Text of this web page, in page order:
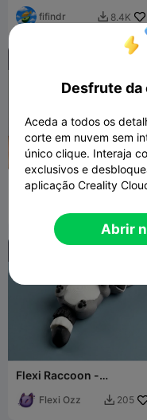
fifindr  8.4K
Mini Amigo Cogumelo
Flexi Raccoon -
Flexi Ozz  205
Desfrute
Aceda a todos os
corte em nuvem sem
único clique. Interaja
exclusivos e
aplicação Creality
Abrir